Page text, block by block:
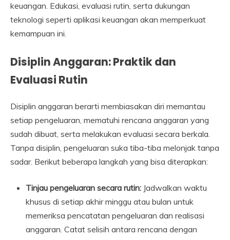
keuangan. Edukasi, evaluasi rutin, serta dukungan
teknologi seperti aplikasi keuangan akan memperkuat
kemampuan ini.
Disiplin Anggaran: Praktik dan
Evaluasi Rutin
Disiplin anggaran berarti membiasakan diri memantau
setiap pengeluaran, mematuhi rencana anggaran yang
sudah dibuat, serta melakukan evaluasi secara berkala.
Tanpa disiplin, pengeluaran suka tiba-tiba melonjak tanpa
sadar. Berikut beberapa langkah yang bisa diterapkan:
Tinjau pengeluaran secara rutin: Jadwalkan waktu
khusus di setiap akhir minggu atau bulan untuk
memeriksa pencatatan pengeluaran dan realisasi
anggaran. Catat selisih antara rencana dengan